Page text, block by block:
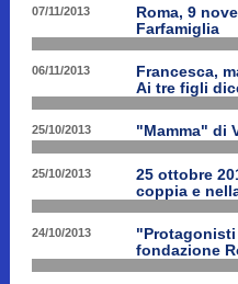
07/11/2013
Roma, 9
Farfamiglia
06/11/2013
Francesca,
Ai tre figli
25/10/2013 "Mamma" di
25/10/2013
25 ottobre
coppia e
24/10/2013
fondazione